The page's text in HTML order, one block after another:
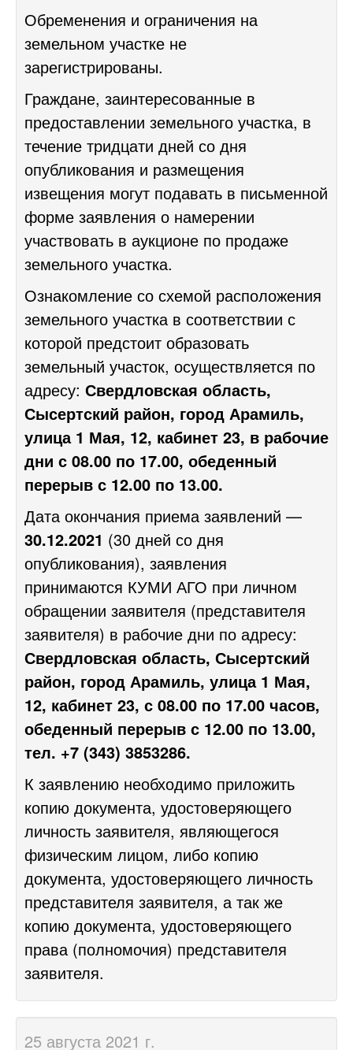
Обременения и ограничения на
земельном участке не
зарегистрированы.
Граждане, заинтересованные в
предоставлении земельного участка, в
течение тридцати дней со дня
опубликования и размещения
извещения могут подавать в письменной
форме заявления о намерении
участвовать в аукционе по продаже
земельного участка.
Ознакомление со схемой расположения
земельного участка в соответствии с
которой предстоит образовать
земельный участок, осуществляется по
адресу: Свердловская область,
Сысертский район, город Арамиль,
улица 1 Мая, 12, кабинет 23, в рабочие
дни с 08.00 по 17.00, обеденный
перерыв с 12.00 по 13.00.
Дата окончания приема заявлений —
30.12.2021 (30 дней со дня
опубликования), заявления
принимаются КУМИ АГО при личном
обращении заявителя (представителя
заявителя) в рабочие дни по адресу:
Свердловская область, Сысертский
район, город Арамиль, улица 1 Мая,
12, кабинет 23, с 08.00 по 17.00 часов,
обеденный перерыв с 12.00 по 13.00,
тел. +7 (343) 3853286.
К заявлению необходимо приложить
копию документа, удостоверяющего
личность заявителя, являющегося
физическим лицом, либо копию
документа, удостоверяющего личность
представителя заявителя, а так же
копию документа, удостоверяющего
права (полномочия) представителя
заявителя.
25 августа 2021 г.